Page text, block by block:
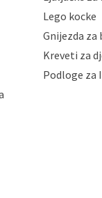
su isti potrebni
dozvoljeni zakonima.
doba, u potpunosti
aktivnosti obrade
privole možete
ili e-mailom na
Lego kocke
Gnijezda za
Kreveti za
Podloge za